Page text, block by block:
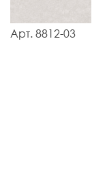
Арт. 8812-03